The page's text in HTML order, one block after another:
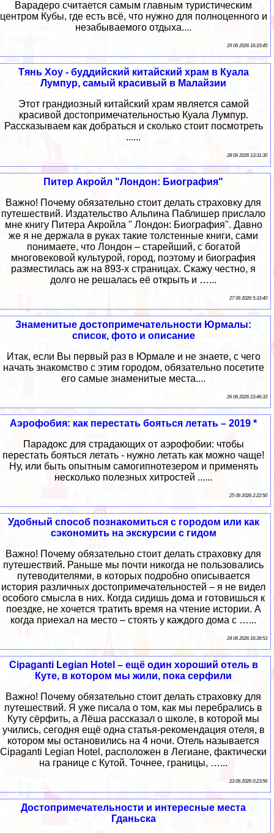
Варадеро считается самым главным туристическим
центром Кубы, где есть всё, что нужно для полноценного и
незабываемого отдыха....
29 06 2026 16:10:45
Тянь Хоу - буддийский китайский храм в Куала
Лумпур, самый красивый в Малайзии
Этот грандиозный китайский храм является самой
красивой достопримечательностью Куала Лумпур.
Рассказываем как добраться и сколько стоит посмотреть
......
28 06 2026 13:31:30
Питер Акройл "Лондон: Биография"
Важно! Почему обязательно стоит делать страховку для
путешествий. Издательство Альпина Паблишер прислало
мне книгу Питера Акройла " Лондон: Биография". Давно
же я не держала в руках такие толстенные книги, сами
понимаете, что Лондон – старейший, с богатой
многовековой культурой, город, поэтому и биография
разместилась аж на 893-х страницах. Скажу честно, я
долго не решалась её открыть и …...
27 06 2026 5:33:40
Знаменитые достопримечательности Юрмалы:
список, фото и описание
Итак, если Вы первый раз в Юрмале и не знаете, с чего
начать знакомство с этим городом, обязательно посетите
его самые знаменитые места....
26 06 2026 23:46:33
Аэрофобия: как перестать бояться летать – 2019 *
Парадокс для страдающих от аэрофобии: чтобы
перестать бояться летать - нужно летать как можно чаще!
Ну, или быть опытным самогипнотезером и применять
несколько полезных хитростей ......
25 06 2026 2:22:50
Удобный способ познакомиться с городом или как
сэкономить на экскурсии с гидом
Важно! Почему обязательно стоит делать страховку для
путешествий. Раньше мы почти никогда не пользовались
путеводителями, в которых подробно описывается
история различных достопримечательностей – я не видел
особого смысла в них. Когда сидишь дома и готовишься к
поездке, не хочется тратить время на чтение истории. А
когда приехал на место – стоять у каждого дома с …...
24 06 2026 16:39:53
Cipaganti Legian Hotel – ещё один хороший отель в
Куте, в котором мы жили, пока серфили
Важно! Почему обязательно стоит делать страховку для
путешествий. Я уже писала о том, как мы перебрались в
Куту сёрфить, а Лёша рассказал о школе, в которой мы
учились, сегодня ещё одна статья-рекомендация отеля, в
котором мы остановились на 4 ночи. Отель называется
Cipaganti Legian Hotel, расположен в Легиане, фактически
на границе с Кутой. Точнее, границы, …...
23 06 2026 0:23:56
Достопримечательности и интересные места
Гданьска